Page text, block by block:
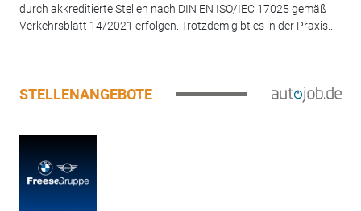
durch akkreditierte Stellen nach DIN EN ISO/IEC 17025 gemäß
Verkehrsblatt 14/2021 erfolgen. Trotzdem gibt es in der Praxis...
STELLENANGEBOTE